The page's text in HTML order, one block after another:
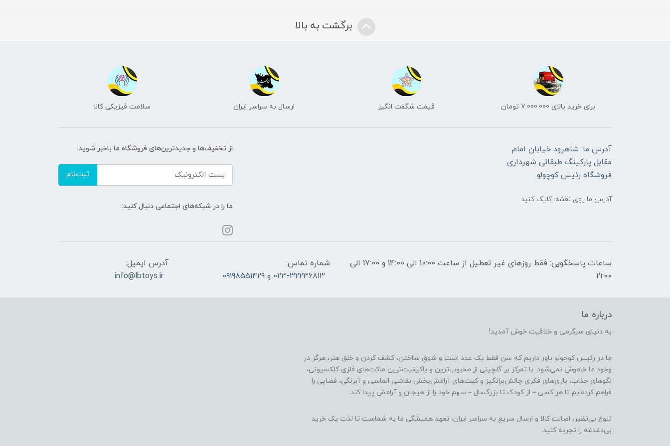
برگشت به بالا
برای خرید بالای 7.000.000 تومان قیمت شگفت انگیز ارسال به سراسر ایران سلامت فیزیکی کالا
آدرس ما: شاهرود خیابان امام
مقابل پارکینگ طبقاتی شهرداری
فروشگاه رئیس کوچولو
آدرس ما روی نقشه: کلیک کنید
از تخفیف‌ها و جدیدترین‌های فروشگاه ما باخبر شوید:
ثبت‌نام
ما را در شبکه‌های اجتماعی دنبال کنید:
ساعات پاسخگویی: فقط روزهای غیر تعطیل از ساعت 10:00 الی 14:00 و 17:00 الی
21:00
شماره تماس:
023-32236813 و 09198551429
آدرس ایمیل:
info@lbtoys.ir
درباره ما
به دنیای سرگرمی و خلاقیت خوش آمدید!
ما در رئیس کوچولو باور داریم که سن فقط یک عدد است و شوقِ ساختن، کشف کردن و خلق هنر، هرگز در
وجود ما خاموش نمی‌شود. با تمرکز بر گلچینی از محبوب‌ترین و باکیفیت‌ترین ماکت‌های فلزی کلکسیونی،
لگوهای جذاب، بازی‌های فکری چالش‌برانگیز و کیت‌های آرامش‌بخش نقاشی الماسی و آبرنگی، فضایی را
فراهم کرده‌ایم تا هر کسی – از کودک تا بزرگسال – سهم خود را از هیجان و آرامش پیدا کند.
تنوع بی‌نظیر، اصالت کالا و ارسال سریع به سراسر ایران، تعهد همیشگی ما به شماست تا لذت یک خرید
بی‌دغدغه را تجربه کنید.